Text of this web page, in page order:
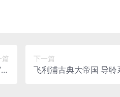
篇 下一篇
飞利浦古典大帝国 导